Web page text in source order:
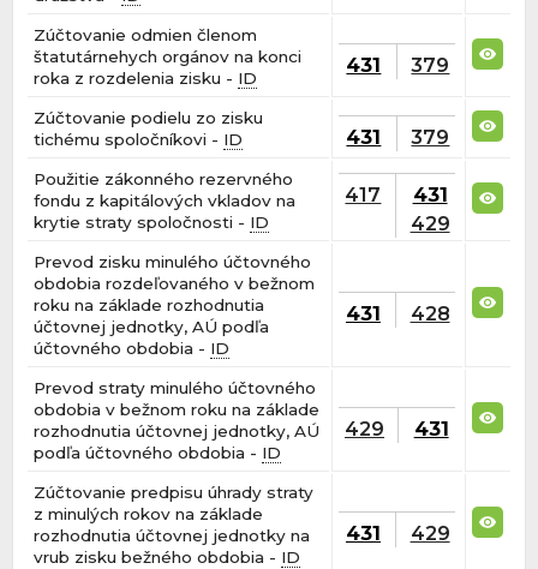
Zúčtovanie odmien členom
štatutárnehych orgánov na konci
roka z rozdelenia zisku - ID
431 379
Zúčtovanie podielu zo zisku
tichému spoločníkovi - ID 431 379
Použitie zákonného rezervného
fondu z kapitálových vkladov na
krytie straty spoločnosti - ID
417
431
429
Prevod zisku minulého účtovného
obdobia rozdeľovaného v bežnom
roku na základe rozhodnutia
účtovnej jednotky, AÚ podľa
účtovného obdobia - ID
431 428
Prevod straty minulého účtovného
obdobia v bežnom roku na základe
rozhodnutia účtovnej jednotky, AÚ
podľa účtovného obdobia - ID
429 431
Zúčtovanie predpisu úhrady straty
z minulých rokov na základe
rozhodnutia účtovnej jednotky na
vrub zisku bežného obdobia - ID
431 429